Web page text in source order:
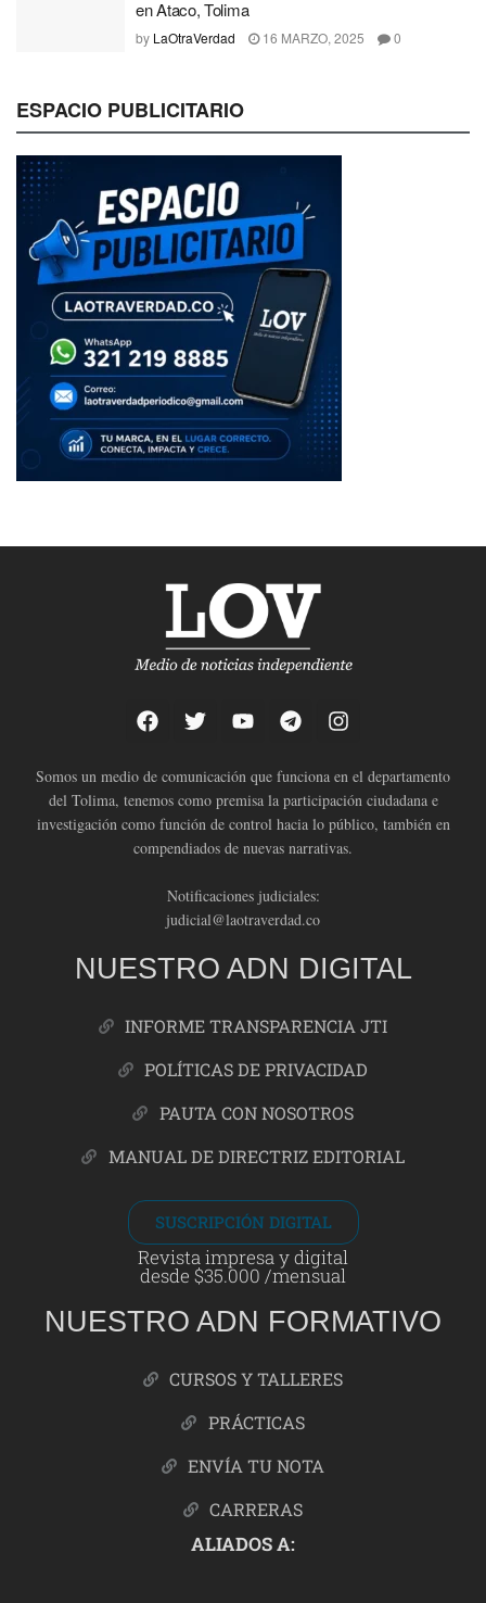
en Ataco, Tolima
by LaOtraVerdad 16 MARZO, 2025 0
ESPACIO PUBLICITARIO
Somos un medio de comunicación que funciona en el departamento
del Tolima, tenemos como premisa la participación ciudadana e
investigación como función de control hacia lo público, también en
compendiados de nuevas narrativas.
Notificaciones judiciales:
judicial@laotraverdad.co
NUESTRO ADN DIGITAL
INFORME TRANSPARENCIA JTI
POLÍTICAS DE PRIVACIDAD
PAUTA CON NOSOTROS
MANUAL DE DIRECTRIZ EDITORIAL
SUSCRIPCIÓN DIGITAL
Revista impresa y digital
desde $35.000 /mensual
NUESTRO ADN FORMATIVO
CURSOS Y TALLERES
PRÁCTICAS
ENVÍA TU NOTA
CARRERAS
ALIADOS A: